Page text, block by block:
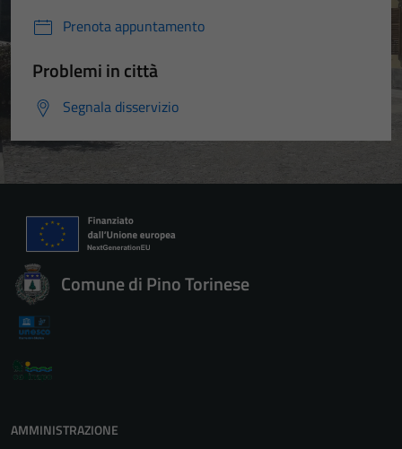
Prenota appuntamento
Problemi in città
Segnala disservizio
Comune di Pino Torinese
AMMINISTRAZIONE